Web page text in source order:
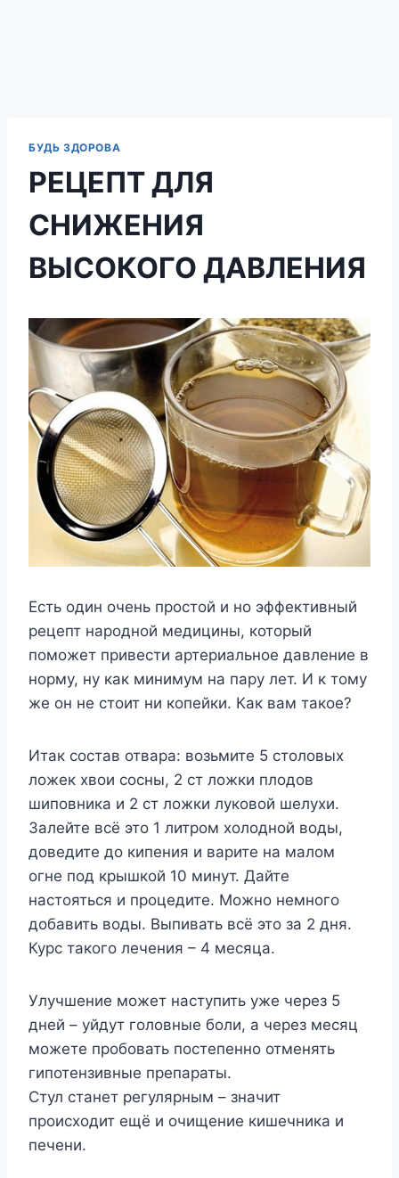
БУДЬ ЗДОРОВА
РЕЦЕПТ ДЛЯ
СНИЖЕНИЯ
ВЫСОКОГО ДАВЛЕНИЯ
Есть один очень простой и но эффективный
рецепт народной медицины, который
поможет привести артериальное давление в
норму, ну как минимум на пару лет. И к тому
же он не стоит ни копейки. Как вам такое?
Итак состав отвара: возьмите 5 столовых
ложек хвои сосны, 2 ст ложки плодов
шиповника и 2 ст ложки луковой шелухи.
Залейте всё это 1 литром холодной воды,
доведите до кипения и варите на малом
огне под крышкой 10 минут. Дайте
настояться и процедите. Можно немного
добавить воды. Выпивать всё это за 2 дня.
Курс такого лечения – 4 месяца.
Улучшение может наступить уже через 5
дней – уйдут головные боли, а через месяц
можете пробовать постепенно отменять
гипотензивные препараты.
Стул станет регулярным – значит
происходит ещё и очищение кишечника и
печени.